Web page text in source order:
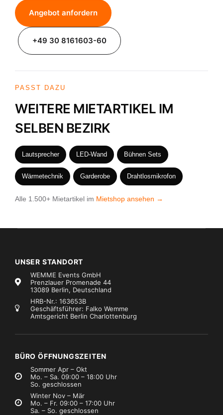
Angebot anfordern
+49 30 8161603-60
PASST DAZU
WEITERE MIETARTIKEL IM
SELBEN BEZIRK
Lautsprecher LED-Wand Bühnen Sets
Wärmetechnik Garderobe Drahtlosmikrofon
Alle 1.500+ Mietartikel im Mietshop ansehen →
UNSER STANDORT
WEMME Events GmbH
Prenzlauer Promenade 44
13089 Berlin, Deutschland
HRB-Nr.: 163653B
Geschäftsführer: Falko Wemme
Amtsgericht Berlin Charlottenburg
BÜRO ÖFFNUNGSZEITEN
Sommer Apr – Okt
Mo. – Sa. 09:00 – 18:00 Uhr
So. geschlossen
Winter Nov – Mär
Mo. – Fr. 09:00 – 17:00 Uhr
Sa. – So. geschlossen